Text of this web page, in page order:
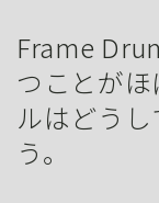
Frame
つことが
ルはどう
う。